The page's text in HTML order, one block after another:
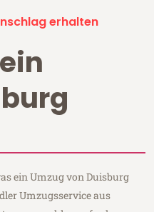
erhalten
ein Umzug von Duisburg
Umzugsservice aus